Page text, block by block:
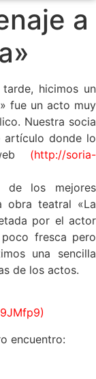
a
hicimos un
fue un acto muy
Nuestra socia
artículo donde lo
(http://soria-
de los mejores
obra teatral «La
por el actor
fresca pero
una sencilla
de los actos.
encuentro: